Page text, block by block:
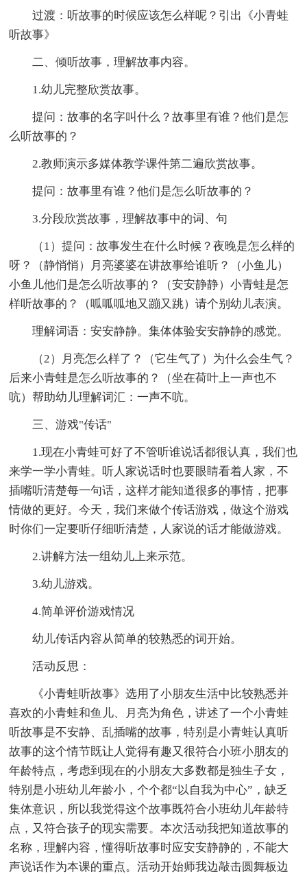
过渡：听故事的时候应该怎么样呢？引出《小青蛙
听故事》
二、倾听故事，理解故事内容。
1.幼儿完整欣赏故事。
提问：故事的名字叫什么？故事里有谁？他们是怎
么听故事的？
2.教师演示多媒体教学课件第二遍欣赏故事。
提问：故事里有谁？他们是怎么听故事的？
3.分段欣赏故事，理解故事中的词、句
（1）提问：故事发生在什么时候？夜晚是怎么样的
呀？（静悄悄）月亮婆婆在讲故事给谁听？（小鱼儿）
小鱼儿他们是怎么听故事的？（安安静静）小青蛙是怎
样听故事的？（呱呱呱地又蹦又跳）请个别幼儿表演。
理解词语：安安静静。集体体验安安静静的感觉。
（2）月亮怎么样了？（它生气了）为什么会生气？
后来小青蛙是怎么听故事的？（坐在荷叶上一声也不
吭）帮助幼儿理解词汇：一声不吭。
三、游戏"传话"
1.现在小青蛙可好了不管听谁说话都很认真，我们也
来学一学小青蛙。听人家说话时也要眼睛看着人家，不
插嘴听清楚每一句话，这样才能知道很多的事情，把事
情做的更好。今天，我们来做个传话游戏，做这个游戏
时你们一定要听仔细听清楚，人家说的话才能做游戏。
2.讲解方法一组幼儿上来示范。
3.幼儿游戏。
4.简单评价游戏情况
幼儿传话内容从简单的较熟悉的词开始。
活动反思：
《小青蛙听故事》选用了小朋友生活中比较熟悉并
喜欢的小青蛙和鱼儿、月亮为角色，讲述了一个小青蛙
听故事是不安静、乱插嘴的故事，特别是小青蛙认真听
故事的这个情节既让人觉得有趣又很符合小班小朋友的
年龄特点，考虑到现在的小朋友大多数都是独生子女，
特别是小班幼儿年龄小，个个都“以自我为中心”，缺乏
集体意识，所以我觉得这个故事既符合小班幼儿年龄特
点，又符合孩子的现实需要。本次活动我把知道故事的
名称，理解内容，懂得听故事时应安安静静的，不能大
声说话作为本课的重点。活动开始师我边敲击圆舞板边